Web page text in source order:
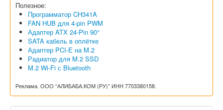
Полезное:
Программатор CH341A
FAN HUB для 4-pin PWM
Адаптер ATX 24-Pin 90°
SATA кабель в оплётке
Адаптер PCI-E на M.2
Радиатор для M.2 SSD
M.2 Wi-Fi с Bluetooth
Реклама. ООО “АЛИБАБА.КОМ (РУ)” ИНН 7703380158.